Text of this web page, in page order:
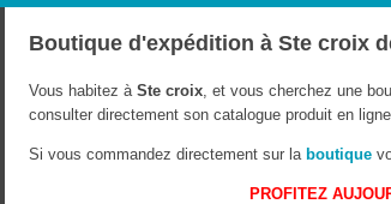
Boutique d'expédition à Ste croix
Vous habitez à Ste croix, et vous cherchez une
consulter directement son catalogue produit en ligne.
Si vous commandez directement sur la boutique
PROFITEZ